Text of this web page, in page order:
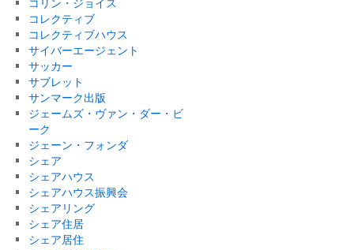
コレクティブ
コレクティブハウス
サイバーエージェント
サッカー
サブレット
サンマーク出版
ジェームズ・ヴァン・ダー・ビ
ーク
ジェーン・フォンダ
シェア
シェアハウス
シェアハウス振興会
シェアリング
シェア住居
シェア居住